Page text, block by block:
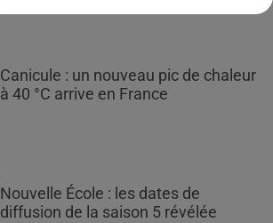
Canicule : un nouveau pic de chaleur
à 40 °C arrive en France
Nouvelle École : les dates de
diffusion de la saison 5 révélée